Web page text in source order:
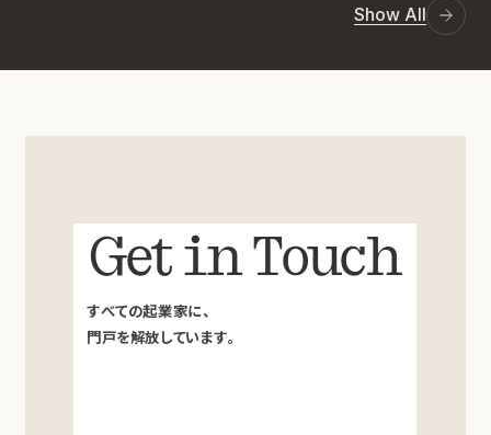
Show All
Get in Touch
すべての起業家に、
門戸を解放しています。